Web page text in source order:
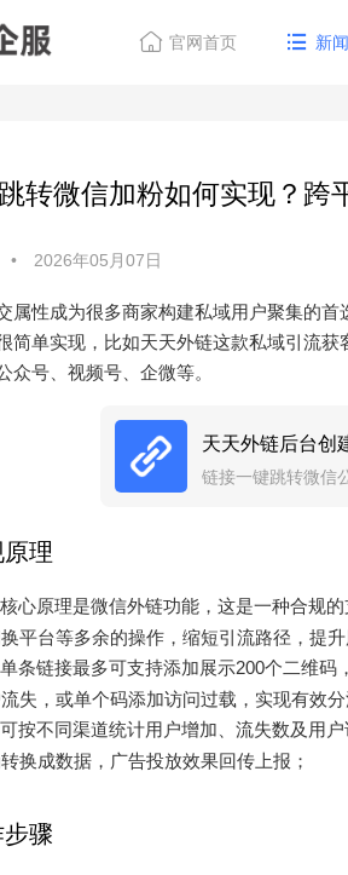
官网首页 新
转微信加粉如何实现？跨
• 2026年05月07日
属性成为很多商家构建私域用户聚集的
简单实现，比如天天外链这款私域引流
众号、视频号、企微等。
天天外链后台创
链接一键跳转微信
理
核心原理是微信外链功能，这是一种合规
平台等多余的操作，缩短引流路径，提升
单条链接最多可支持添加展示200个二维
失，或单个码添加访问过载，实现有效分
可按不同渠道统计用户增加、流失数及用
换成数据，广告投放效果回传上报；
骤